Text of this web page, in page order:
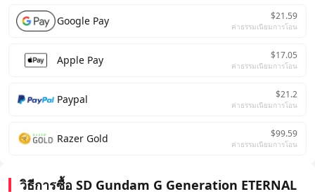
Google Pay $21.59
ค่าธรรมเนียมการโอน
Apple Pay $17.05
ค่าธรรมเนียมการโอน
Paypal $21.2
ค่าธรรมเนียมการโอน
Razer Gold $99.59
ค่าธรรมเนียมการโอน
วิธีการซื้อ SD Gundam G Generation ETERNAL